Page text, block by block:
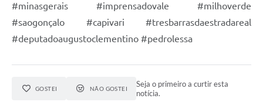
Contratos, Convênios e Publicações MROSC
Ouvidoria Municipal
#minasgerais #imprensadovale #milhoverde
#saogonçalo #capivari #tresbarrasdaestradareal
#deputadoaugustoclementino #pedrolessa
GOSTEI NÃO GOSTEI
Seja o primeiro a curtir esta
notícia.